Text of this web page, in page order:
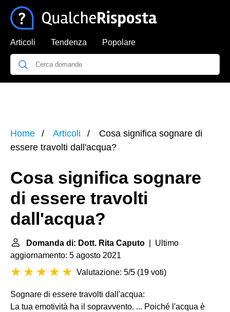
Articoli Tendenza Popolare
Home Articoli
Cosa significa sognare di
essere travolti dall'acqua?
Cosa significa sognare
di essere travolti
dall'acqua?
Domanda di: Dott. Rita Caputo | Ultimo
aggiornamento: 5 agosto 2021
Valutazione: 5/5 (19 voti)
Sognare di essere travolti dall'acqua:
La tua emotività ha il sopravvento. ... Poiché l'acqua è